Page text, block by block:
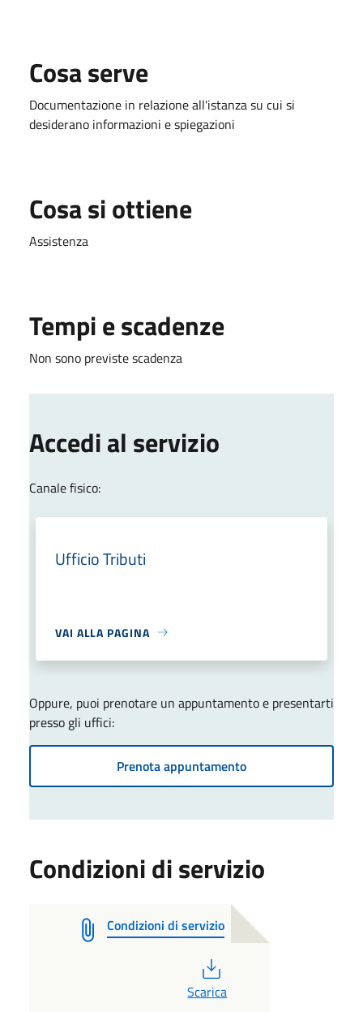
Cosa serve
Documentazione in relazione all'istanza su cui si
desiderano informazioni e spiegazioni
Cosa si ottiene
Assistenza
Tempi e scadenze
Non sono previste scadenza
Accedi al servizio
Canale fisico:
Ufficio Tributi
VAI ALLA PAGINA
Oppure, puoi prenotare un appuntamento e presentarti
presso gli uffici:
Prenota appuntamento
Condizioni di servizio
Condizioni di servizio
Scarica